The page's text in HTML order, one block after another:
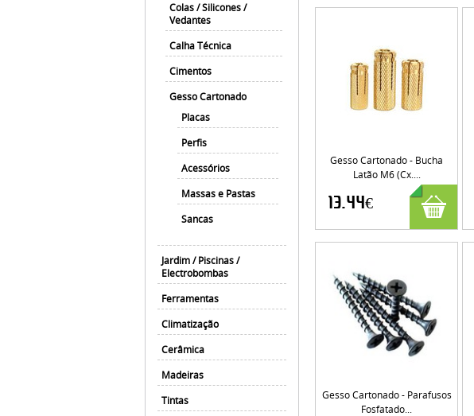
Colas / Silicones /
Vedantes
Calha Técnica
Cimentos
Gesso Cartonado
Placas
Perfis
Acessórios
Massas e Pastas
Sancas
Jardim / Piscinas /
Electrobombas
Ferramentas
Climatização
Cerâmica
Madeiras
Tintas
Gesso Cartonado - Bucha
Latão M6 (cx....
13.44€
Gesso Cartonado - Parafusos
Fosfatado...